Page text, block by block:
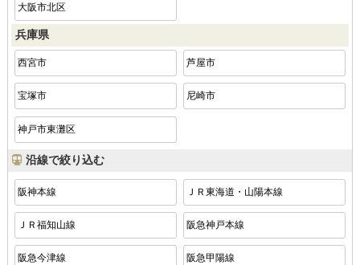
大阪市北区
兵庫県
西宮市 芦屋市
宝塚市 尼崎市
神戸市東灘区
沿線で絞り込む
阪神本線 ＪＲ東海道・山陽本線
ＪＲ福知山線 阪急神戸本線
阪急今津線 阪急甲陽線